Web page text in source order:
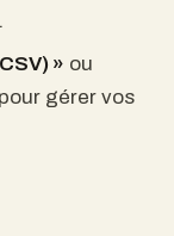
» ou
pour gérer vos